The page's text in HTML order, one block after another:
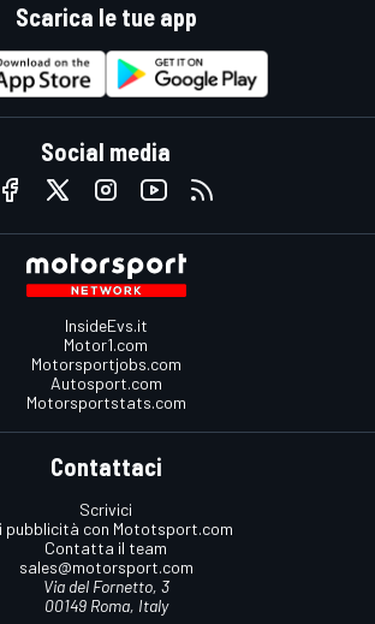
Scarica le tue app
Social media
InsideEvs.it
Motor1.com
Motorsportjobs.com
Autosport.com
Motorsportstats.com
Contattaci
Scrivici
pubblicità con Mototsport.com
Contatta il team
sales@motorsport.com
Via del Fornetto, 3
00149 Roma, Italy